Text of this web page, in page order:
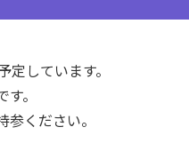
しています。
。
ください。